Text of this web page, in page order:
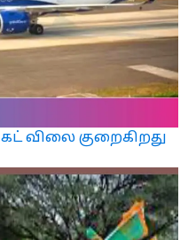
விலை குறைகிறது